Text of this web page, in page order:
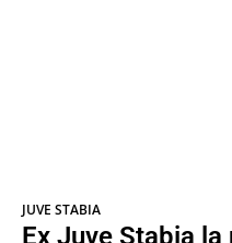
JUVE STABIA
Ex Juve Stabia